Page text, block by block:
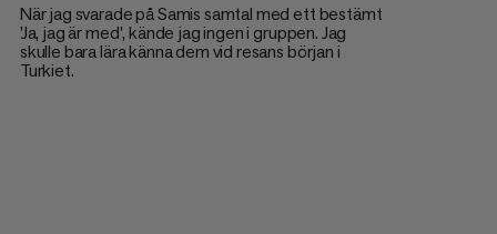
När jag svarade på Samis samtal med ett bestämt
'Ja, jag är med', kände jag ingen i gruppen. Jag
skulle bara lära känna dem vid resans början i
Turkiet.